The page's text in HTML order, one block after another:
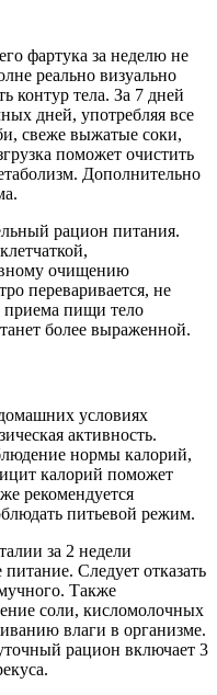
фартука за неделю не
реально визуально
контур тела. За 7 дней
дней, употребляя все
свеже выжатые соки,
поможет очистить
Дополнительно
рацион питания.
очищению
переваривается, не
приема пищи тело
более выраженной.
условиях
активность.
нормы калорий,
калорий поможет
рекомендуется
питьевой режим.
за 2 недели
Следует отказать
Также
соли, кисломолочных
влаги в организме.
рацион включает 3